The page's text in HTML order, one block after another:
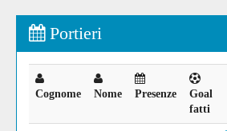
Portieri
Cognome Nome Presenze
Goal
fatti